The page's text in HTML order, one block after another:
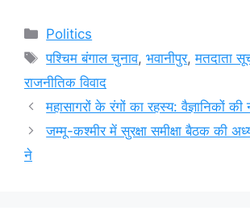
Categories
Politics
Tags
पश्चिम बंगाल चुनाव,भवानीपुर,मतदाता
राजनीतिक विवाद
महासागरों के रंगों का रहस्य: वैज्ञानिकों
जम्मू-कश्मीर में सुरक्षा समीक्षा बैठक की
ने